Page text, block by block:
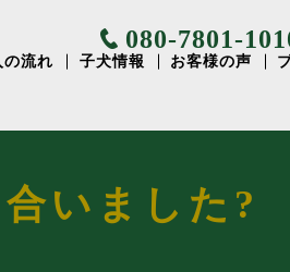
080-7801-
の流れ 子犬情報 お客様の声
いました?